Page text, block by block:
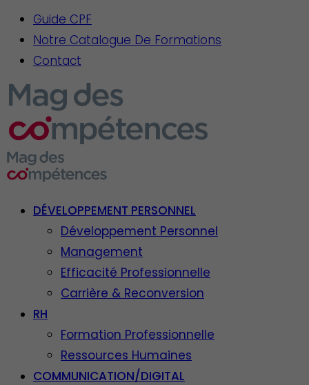
Guide CPF
Notre Catalogue De Formations
Contact
DÉVELOPPEMENT PERSONNEL
Développement Personnel
Management
Efficacité Professionnelle
Carrière & Reconversion
RH
Formation Professionnelle
Ressources Humaines
COMMUNICATION/DIGITAL